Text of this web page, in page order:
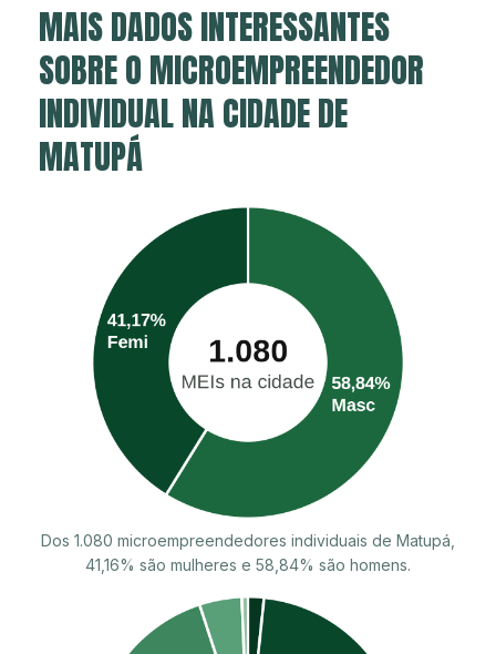
MAIS DADOS INTERESSANTES
SOBRE O MICROEMPREENDEDOR
INDIVIDUAL NA CIDADE DE
MATUPÁ
Dos 1.080 microempreendedores individuais de Matupá,
41,16% são mulheres e 58,84% são homens.